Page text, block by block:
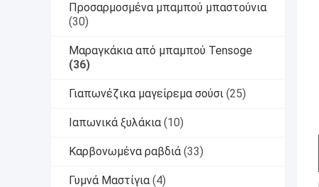
Προσαρμοσμένα μπαμπού μπαστούνια
(30)
Μαραγκάκια από μπαμπού Tensoge
(36)
Γιαπωνέζικα μαγείρεμα σούσι (25)
Ιαπωνικά ξυλάκια (10)
Καρβονωμένα ραβδιά (33)
Γυμνά Μαστίγια (4)